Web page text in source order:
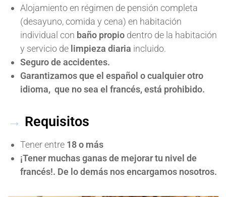
Alojamiento en régimen de pensión completa
(desayuno, comida y cena) en habitación
individual con baño propiodentro de la habitación
y servicio de limpieza diaria incluido.
Seguro de accidentes.
Garantizamos que el español o cualquier otro
idioma, que no sea el francés, está prohibido.
→ Requisitos
Tener entre 18 o más
¡Tener muchas ganas de mejorar tu nivel de
francés!. De lo demás nos encargamos nosotros.